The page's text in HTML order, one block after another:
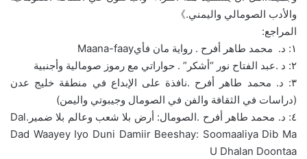
والأدب الصومالي واليمني.》
المراجع:
١: د. محمد طاهر أفرح . رواية مان فأيMaana-faay
٢: د .عبد الفتاح نور “أشكر” . حواراتي مع رموز صومالية وأجنبية
٣: د. محمد طاهر أفرح .نافذة على الإبداع في منطقة خليج عدن
(دراسات في الثقافة والفن في الصومال وجيبوتي واليمن)
٤: د. محمد طاهر أفرح .الصومال: أرض بلا شعب وعالم بلا ضمير.Dal
Dad Waayey Iyo Duni Damiir Beeshay: Soomaaliya Dib Ma
U Dhalan Doontaa